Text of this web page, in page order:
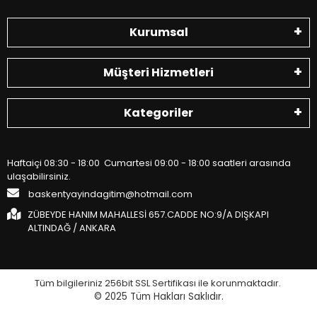
Kurumsal
Müşteri Hizmetleri
Kategoriler
Haftaiçi 08:30 - 18:00 Cumartesi 09:00 - 18:00 saatleri arasında
ulaşabilirsiniz.
baskentyayindagitim@hotmail.com
ZÜBEYDE HANIM MAHALLESİ 657.CADDE NO:9/A DIŞKAPI
ALTINDAĞ / ANKARA
Tüm bilgileriniz 256bit SSL Sertifikası ile korunmaktadır.
© 2025 Tüm Hakları Saklıdır.